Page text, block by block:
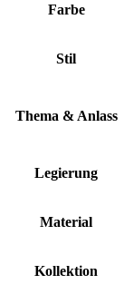
Farbe
Stil
Thema & Anlass
Legierung
Material
Kollektion